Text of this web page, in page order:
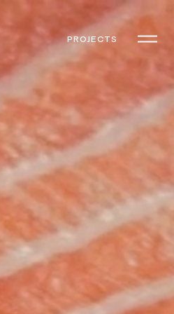
PROJECTS